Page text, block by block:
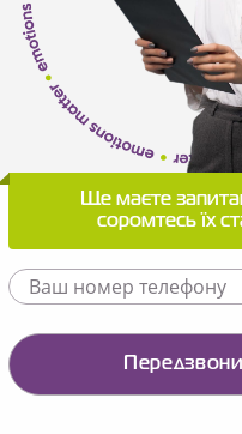
Ще маєте
соромтесь їх